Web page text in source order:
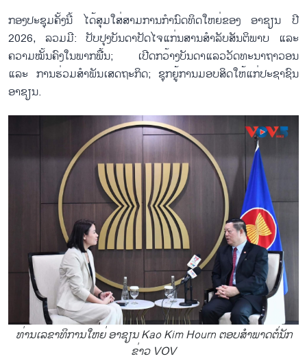
ກອງ​ປະ​ຊຸມ​ຄັ້ງ​ນີ້ ໄດ້​ສຸມ​ໃສ່​ສາມ​ການ​ກຳ​ນົດ​ທິດ​ໃຫຍ່​ຂອງ​ ອາ​ຊຽນ ປີ
2026, ລວມ​ມີ: ປັບ​ປຸງ​ບັນ​ດາ​ປັດ​ໄຈ​ແກ່ນ​ສານ​ສຳ​ລັບ​ສັນ​ຕິ​ພາບ ແລະ
ຄວາມ​ໝັ້ນ​ຄົງ​ໃນ​ພາກ​ພື້ນ; ເປີດກວ້າງ​ບັນ​ດາ​ແລວ​ວັດ​ທະ​ນາ​ຖາ​ວອນ
ແລະ ການ​ຮ່ວມ​ສຳ​ພັນ​ເສດ​ຖະ​ກິດ; ຊຸກ​ຍູ້​ການມອບ​ສິດ​ໃຫ້​ແກ່​ປະ​ຊາ​ຊົນ
ອາ​ຊຽນ.
ທ່ານ​ເລ​ຂາ​ທິ​ການ​ໃຫຍ່ ອາ​ຊຽນ Kao Kim Hourn ຕອບ​ສຳ​ພາດ​ຕໍ່​ນັກ​
ຂ່າວ VOV